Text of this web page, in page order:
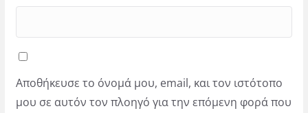
Αποθήκευσε το όνομά μου, email, και τον ιστότοπο
μου σε αυτόν τον πλοηγό για την επόμενη φορά που